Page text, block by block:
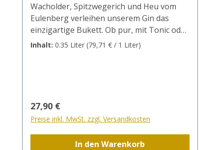
Wacholder, Spitzwegerich und Heu vom
Eulenberg verleihen unserem Gin das
einzigartige Bukett. Ob pur, mit Tonic oder
im Cocktail - der Gin Botanica darf in keiner
dekorieren und genießen! Gin - PINK: 15
cl Rotling 10 cl Soda 3cl Gin Botanica
Crushed Ice mit einer Erdbeere dekorieren
und genießen!
Inhalt: 0.35 Liter (79,71 € / 1 Liter)
Regulärer Preis:
27,90 €
Preise inkl. MwSt. zzgl. Versandkosten
In den Warenkorb